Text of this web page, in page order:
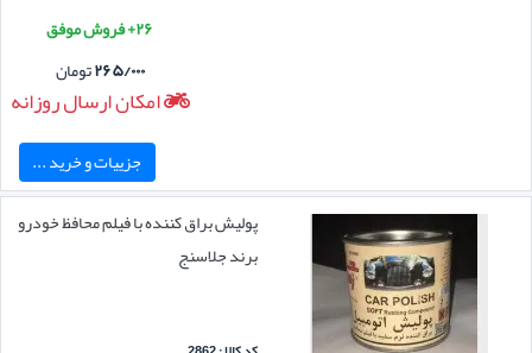
۲۶+ فروش موفق
۲۶۵/۰۰۰تومان
امکان ارسال روزانه
جزییات و خرید ...
پولیش براق کننده با فیلم محافظ خودرو
برند جلاسنج